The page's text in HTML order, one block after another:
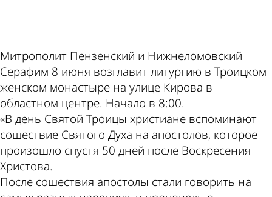
Митрополит Пензенский и Нижнеломовский
Серафим 8 июня возглавит литургию в Троицком
женском монастыре на улице Кирова в
областном центре. Начало в 8:00.
«В день Святой Троицы христиане вспоминают
сошествие Святого Духа на апостолов, которое
произошло спустя 50 дней после Воскресения
Христова.
После сошествия апостолы стали говорить на